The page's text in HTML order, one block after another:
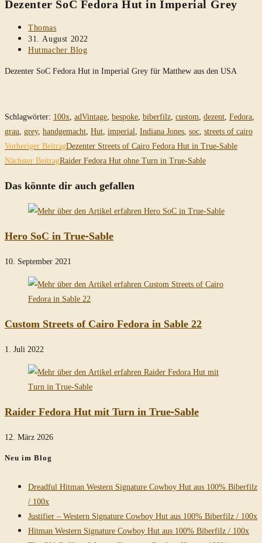
durchsuchen
Dezenter SoC Fedora Hut in Imperial Grey
Beitrags-
Autor:
Thomas
Beitrag
veröffentlicht:
31. August 2022
Beitrags-
Hutmacher Blog
Dezenter SoC Fedora Hut in Imperial Grey für Matthew aus den USA
Schlagwörter: 100x, adVintage, bespoke, biberfilz, custom, dezent, Fedora,
grau, grey, handgemacht, Hut, imperial, Indiana Jones, soc, streets of cairo
Weitere
Artikel
ansehen
Vorheriger BeitragDezenter Streets of Cairo Fedora Hut in True-Sable
Nächster BeitragRaider Fedora Hut ohne Turn in True-Sable
Das könnte dir auch gefallen
Hero SoC in True-Sable
10. September 2021
Custom Streets of Cairo Fedora in Sable 22
1. Juli 2022
Raider Fedora Hut mit Turn in True-Sable
12. März 2026
Neu im Blog
Dreadful Hitman Western Signature Cowboy Hut aus 100% Biberfilz
/ 100x
Justifier – Western Signature Cowboy Hut aus 100% Biberfilz / 100x
Hitman Western Signature Cowboy Hut aus 100% Biberfilz / 100x